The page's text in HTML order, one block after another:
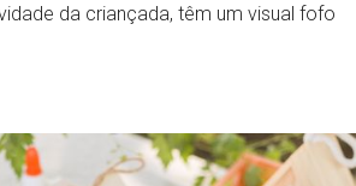
da criançada, têm um visual fofo